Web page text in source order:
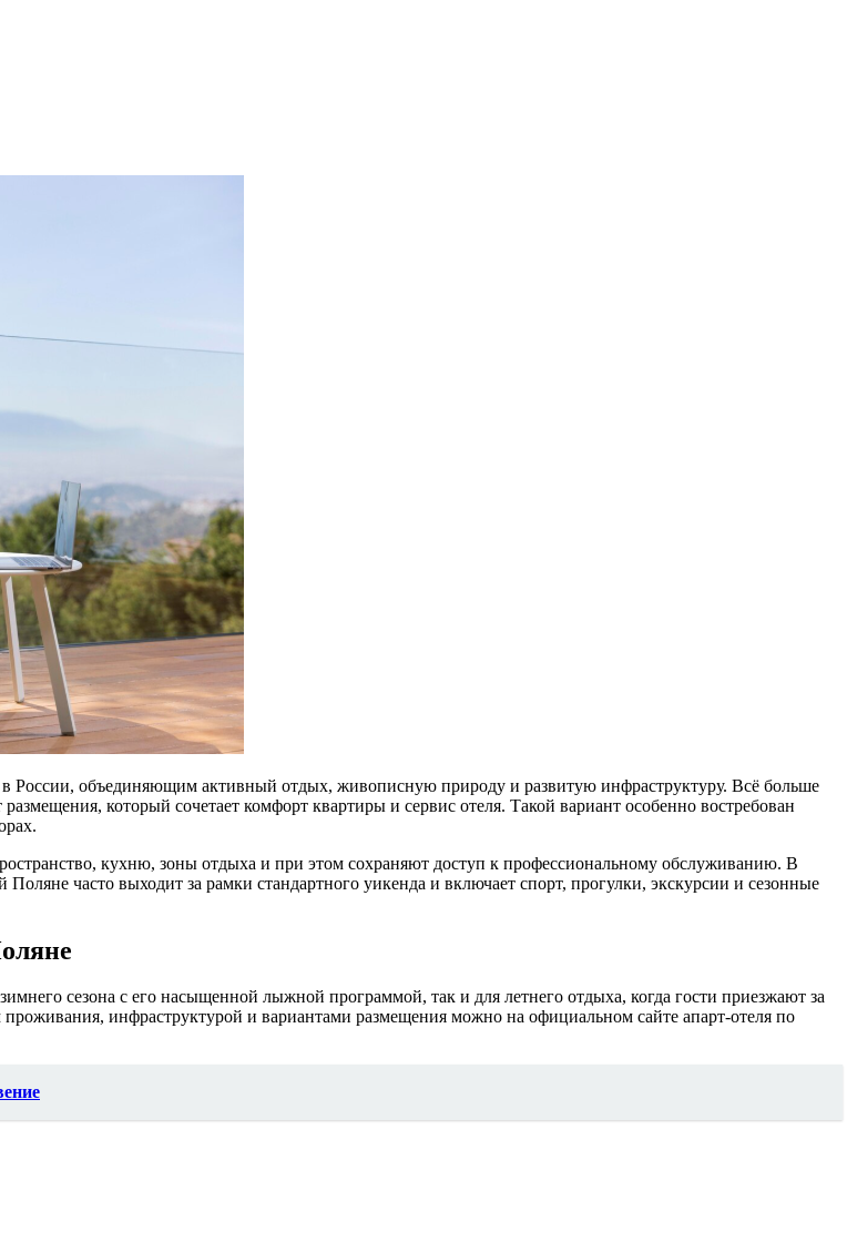
России, объединяющим активный отдых, живописную природу и развитую инфраструктуру. Всё больше
который сочетает комфорт квартиры и сервис отеля. Такой вариант особенно востребован
кухню, зоны отдыха и при этом сохраняют доступ к профессиональному обслуживанию. В
часто выходит за рамки стандартного уикенда и включает спорт, прогулки, экскурсии и сезонные
сезона с его насыщенной лыжной программой, так и для летнего отдыха, когда гости приезжают за
инфраструктурой и вариантами размещения можно на официальном сайте апарт-отеля по